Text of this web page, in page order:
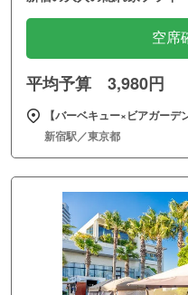
空席
平均予算 3,980円
【バーベキュー×ビアガー
新宿駅／東京都